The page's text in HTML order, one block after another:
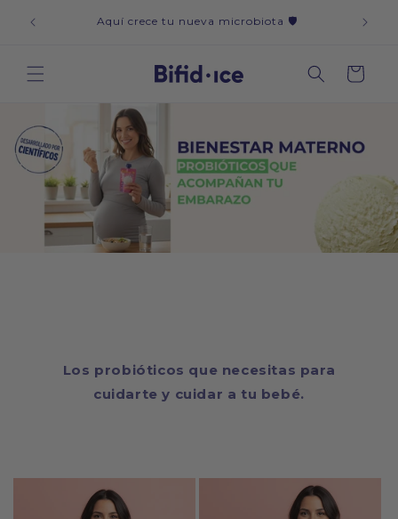
directamente
y Aquí crece tu nueva microbiota 🛡️
Carrito
Los probióticos que necesitas para
cuidarte y cuidar a tu bebé.